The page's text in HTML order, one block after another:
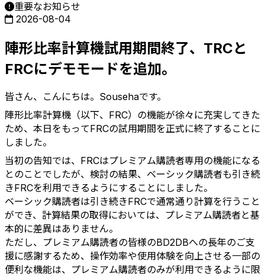
重要なお知らせ
2026-08-04
陣形比率計算機試用期間終了、TRCと
FRCにデモモードを追加。
皆さん、こんにちは。Sousehaです。
陣形比率計算機（以下、FRC）の機能が徐々に充実してきた
ため、本日をもってFRCの試用期間を正式に終了することに
しました。
当初の告知では、FRCはプレミアム購読者専用の機能になる
とのことでしたが、検討の結果、ベーシック購読者も引き続
きFRCを利用できるようにすることにしました。
ベーシック購読者は引き続きFRCで通常通り計算を行うこと
ができ、計算結果の取得においては、プレミアム購読者と基
本的に差異はありません。
ただし、プレミアム購読者の皆様のBD2DBへの長年のご支
援に感謝するため、操作効率や使用体験を向上させる一部の
便利な機能は、プレミアム購読者のみが利用できるように限